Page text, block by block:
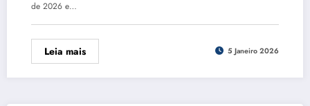
de 2026 e…
Leia mais 5 Janeiro 2026